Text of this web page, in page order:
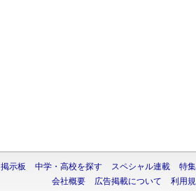
掲示板 中学・高校を探す スペシャル連載
特集
会社概要
広告掲載について 利用